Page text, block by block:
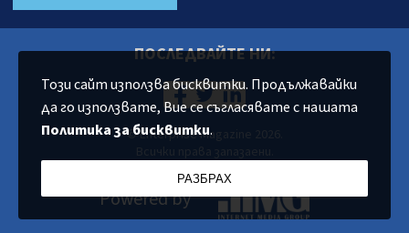
ПОСЛЕДВАЙТЕ НИ:
© Enterprise Magazine 2026.
Powered by
Този сайт използва бисквитки. Продължавайки
да го използвате, Вие се съгласявате с нашата
Политика за бисквитки.
РАЗБРАХ